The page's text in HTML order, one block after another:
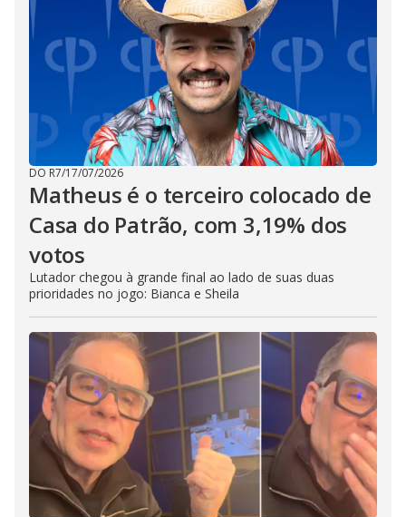
DO R7/17/07/2026
Matheus é o terceiro colocado de
Casa do Patrão, com 3,19% dos
votos
Lutador chegou à grande final ao lado de suas duas
prioridades no jogo: Bianca e Sheila